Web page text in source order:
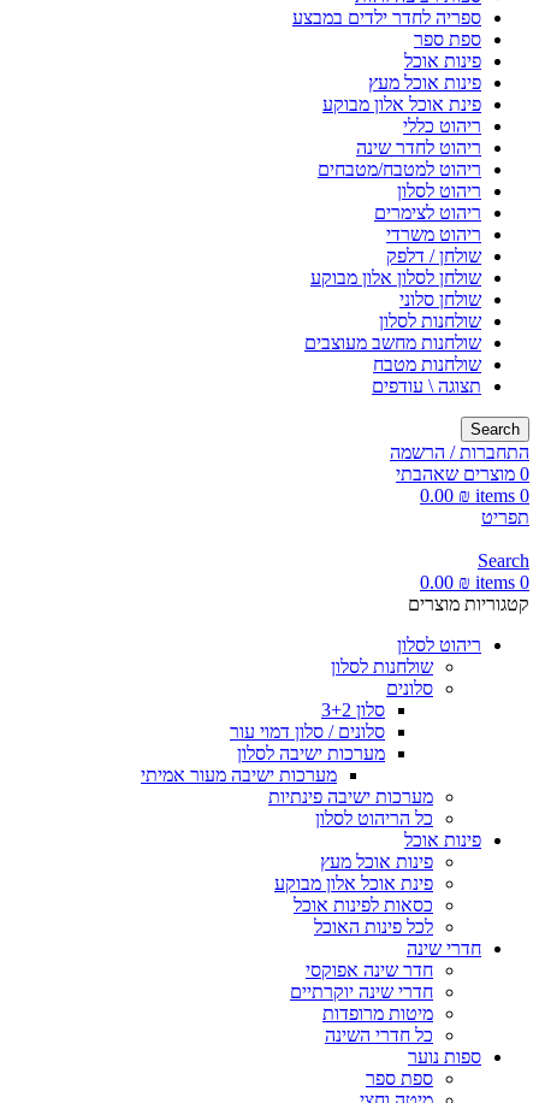
ספריה לחדר ילדים במבצע
ספת ספר
פינות אוכל
פינות אוכל מעץ
פינת אוכל אלון מבוקע
ריהוט כללי
ריהוט לחדר שינה
ריהוט למטבח/מטבחים
ריהוט לסלון
ריהוט לצימרים
ריהוט משרדי
שולחן / דלפק
שולחן לסלון אלון מבוקע
שולחן סלוני
שולחנות לסלון
שולחנות מחשב מעוצבים
שולחנות מטבח
תצוגה \ עודפים
Search
התחברות / הרשמה
0 מוצרים שאהבתי
0
items
0.00 ₪
תפריט
Search
0
items
0.00 ₪
קטגוריות מוצרים
ריהוט לסלון
שולחנות לסלון
סלונים
סלון 3+2
סלונים / סלון דמוי עור
מערכות ישיבה לסלון
מערכות ישיבה מעור אמיתי
מערכות ישיבה פינתיות
כל הריהוט לסלון
פינות אוכל
פינות אוכל מעץ
פינת אוכל אלון מבוקע
כסאות לפינות אוכל
לכל פינות האוכל
חדרי שינה
חדר שינה אפוקסי
חדרי שינה יוקרתיים
מיטות מרופדות
כל חדרי השינה
ספות נוער
ספת ספר